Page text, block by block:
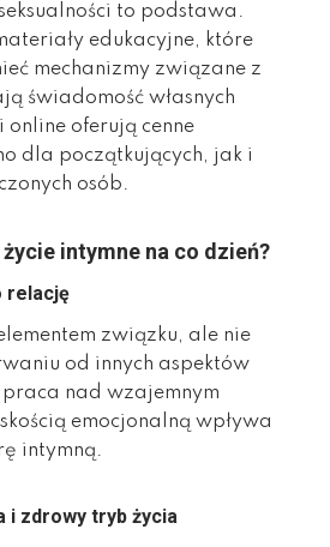
to podstawa.
edukacyjne, które
mechanizmy związane z
świadomość własnych
oferują cenne
dla początkujących, jak i
osób.
intymne na co dzień?
relację
związku, ale nie
od innych aspektów
nad wzajemnym
emocjonalną wpływa
intymną.
i zdrowy tryb życia